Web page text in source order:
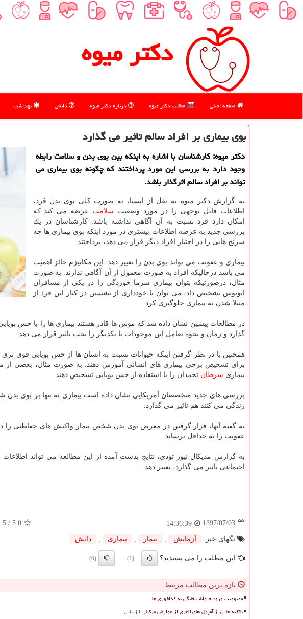
دكتر میوه
صفحه اصلی مطالب دكتر میوه درباره دكتر میوه دانش بهداشت
بوی بیماری بر افراد سالم تاثیر می گذارد
دكتر میوه: كارشناسان با اشاره به اینكه بین بوی بدن و سلامت رابطه
وجود دارد به بررسی این مورد پرداختند كه چگونه بوی بیماری می
تواند بر افراد سالم اثرگذار باشد.
به گزارش دكتر میوه به نقل از ایسنا، به صورت كلی بوی بدن فرد،
اطلاعات قابل توجهی را در مورد وضعیت سلامت عرضه می كند كه
امكان دارد فرد نسبت به آن آگاهی نداشته باشد. كارشناسان در یك
بررسی جدید به عرضه اطلاعات بیشتری در مورد اینكه بوی بیماری ها چه
سرنخ هایی را در اختیار افراد دیگر قرار می دهد، پرداختند.
بیماری و عفونت می تواند بوی بدن را تغییر دهد. این مكانیزم حائز اهمیت
می باشد درحالیكه افراد به صورت معمول از آن آگاهی ندارند. به صورت
مثال، درصورتیكه بتوان بیماری سرما خوردگی را در یكی از مسافران
اتوبوس تشخیص داد، می توان با خودداری از نشستن در كنار این فرد از
مبتلا شدن به بیماری جلوگیری كرد.
در مطالعات پیشین نشان داده شد كه موش ها قادر هستند بیماری ها را با حس
گذارد و زمان و نحوه تعامل این موجودات با یكدیگر را تحت تاثیر قرار می دهد.
همچنین با در نظر گرفتن اینكه حیوانات نسبت به انسان ها از حس بویایی قوی تری
برای تشخیص برخی بیماری های انسانی آموزش دهند. به صورت مثال، بعضی از
بیماری سرطان تخمدان را با استفاده از حس بویایی تشخیص دهند.
بررسی های جدید متخصصان آمریكایی نشان داده است بیماری نه تنها بر بوی بدن
زندگی می كنند هم تاثیر می گذارد.
به گفته آنها، قرار گرفتن در معرض بوی بدن شخص بیمار واكنش های حفاظتی را در
عفونت را به حداقل برساند.
به گزارش مدیكال نیوز تودی، نتایج بدست آمده از این مطالعه می تواند
اجتماعی تاثیر می گذارد، تغییر دهد.
1397/07/03
14:36:39
5.0
/ 5
تگهای خبر: آزمایش بیمار بیماری دانش
این مطلب را می پسندید؟ (1)
(0)
تازه ترین مطالب مرتبط
ممنوعیت ورود حیوانات خانگی به غذاخوری ها
ناگفته هایی از آمپول های لاغری از عوارض مرگبار تا زیبایی